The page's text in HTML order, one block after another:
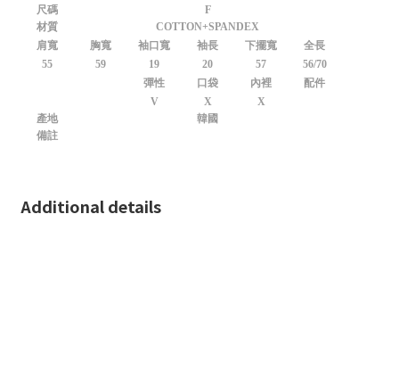
尺碼
F
材質
COTTON+SPANDEX
肩寬
胸寬 袖口寬 袖長 下擺寬
全長
55
59 19 20 57
56/70
彈性
口袋 內裡
配件
V
X
X
產地
韓國
備註
Additional details